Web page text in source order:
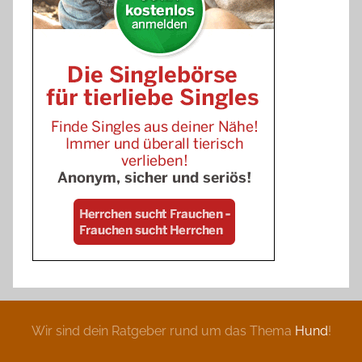
Wir sind dein Ratgeber rund um das Thema Hund!